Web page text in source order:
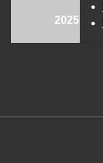
2025